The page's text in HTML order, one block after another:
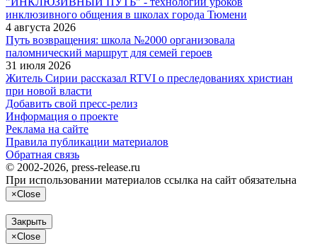
инклюзивного общения в школах города Тюмени
4 августа 2026
Путь возвращения: школа №2000 организовала
паломнический маршрут для семей героев
31 июля 2026
Житель Сирии рассказал RTVI о преследованиях христиан
при новой власти
Добавить свой пресс-релиз
Информация о проекте
Реклама на сайте
Правила публикации материалов
Обратная связь
© 2002-2026, press-release.ru
При использовании материалов ссылка на сайт обязательна
×Close
Закрыть
×Close